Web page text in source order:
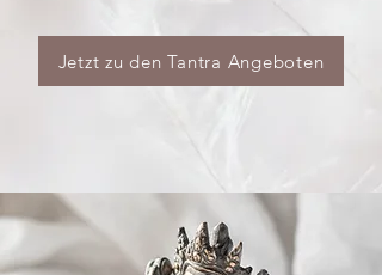
Jetzt zu den Tantra Angeboten